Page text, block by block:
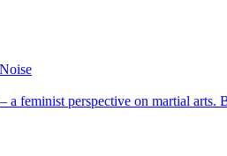
a feminist perspective on martial arts.